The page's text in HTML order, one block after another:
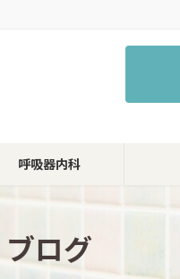
呼吸器内科
ブログ